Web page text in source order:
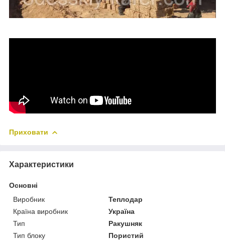
Приховати
Характеристики
Основні
Виробник
Теплодар
Країна виробник
Україна
Тип
Ракушняк
Тип блоку
Пористий